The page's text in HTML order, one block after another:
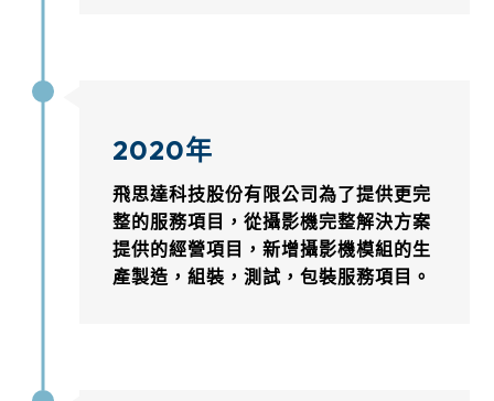
2020年
飛思達科技股份有限公司為了提供更完
整的服務項目，從攝影機完整解決方案
提供的經營項目，新增攝影機模組的生
產製造，組裝，測試，包裝服務項目。